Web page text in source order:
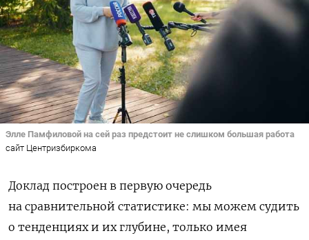
Элле Памфиловой на сей раз предстоит не слишком большая работа
сайт Центризбиркома
Доклад построен в первую очередь
на сравнительной статистике: мы можем судить
о тенденциях и их глубине, только имея